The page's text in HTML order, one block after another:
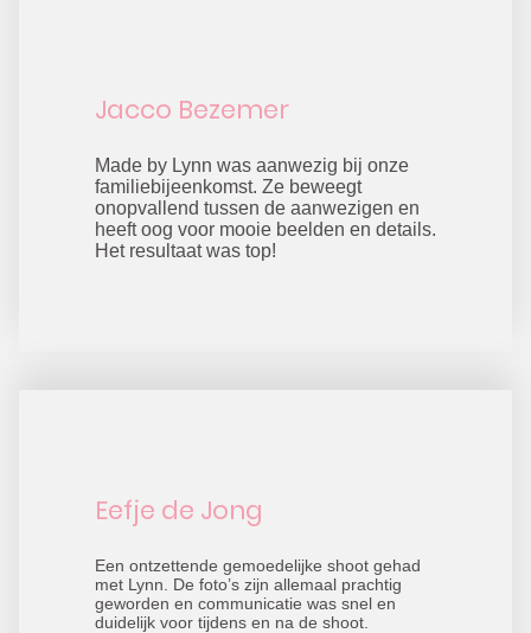
Jacco Bezemer
Made by Lynn was aanwezig bij onze
familiebijeenkomst. Ze beweegt
onopvallend tussen de aanwezigen en
heeft oog voor mooie beelden en details.
Het resultaat was top!
Eefje de Jong
Een ontzettende gemoedelijke shoot gehad
met Lynn. De foto’s zijn allemaal prachtig
geworden en communicatie was snel en
duidelijk voor tijdens en na de shoot.